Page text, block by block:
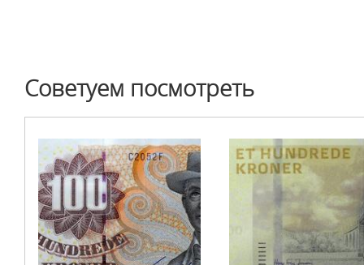
Советуем посмотреть